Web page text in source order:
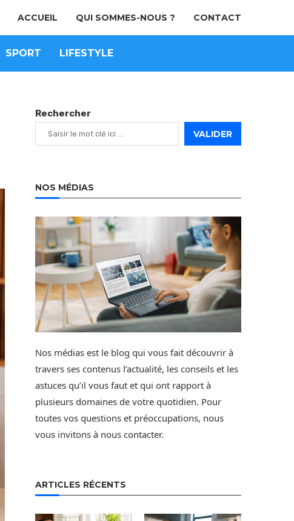
ACCUEIL QUI SOMMES-NOUS ? CONTACT
SPORT LIFESTYLE
Rechercher
VALIDER
NOS MÉDIAS
Nos médias est le blog qui vous fait découvrir à
travers ses contenus l’actualité, les conseils et les
astuces qu’il vous faut et qui ont rapport à
plusieurs domaines de votre quotidien. Pour
toutes vos questions et préoccupations, nous
vous invitons à nous contacter.
ARTICLES RÉCENTS